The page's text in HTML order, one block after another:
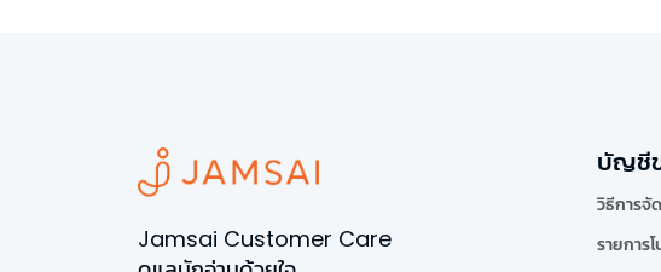
Jamsai Customer Care
บัญชี
วิธีการจั
รายการ